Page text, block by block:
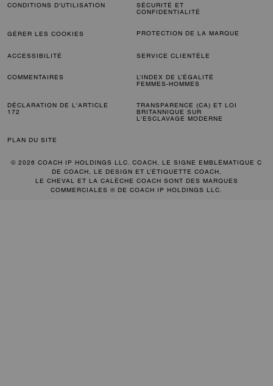
CONDITIONS D'UTILISATION
SÉCURITÉ ET
CONFIDENTIALITÉ
GÉRER LES COOKIES PROTECTION DE LA MARQUE
ACCESSIBILITÉ SERVICE CLIENTÈLE
COMMENTAIRES
L’INDEX DE L’ÉGALITÉ
FEMMES-HOMMES
DÉCLARATION DE L'ARTICLE
172
TRANSPARENCE (CA) ET LOI
BRITANNIQUE SUR
L'ESCLAVAGE MODERNE
PLAN DU SITE
© 2026 COACH IP HOLDINGS LLC. COACH, LE SIGNE EMBLÉMATIQUE C
DE COACH, LE DESIGN ET L’ÉTIQUETTE COACH,
LE CHEVAL ET LA CALÈCHE COACH SONT DES MARQUES
COMMERCIALES ® DE COACH IP HOLDINGS LLC.